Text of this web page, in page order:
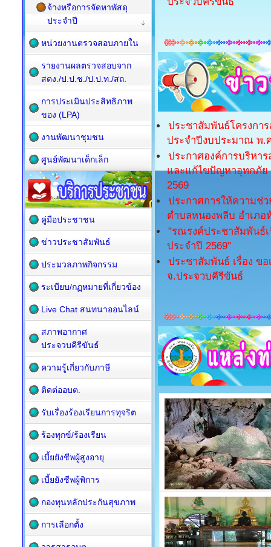
ประชาสัมพันธ์โครงกา
ประจำปีงบประมาณ พ.
ประกาศองค์การบริหา
และแก้ไขปัญหาอุทกภัย
2569
ประกาศการให้ความช่
ตำบลหนองพลีบ อำเภ
"รณรงค์ประชาสัมพันธ์
ประจำปี 2569"
ประชาสัมพันธ์ เรื่อง ข
จ.ประจวบคีรีขันธ์
จ้างหรือการจัดหาพัสดุ
ประจำปี
หน่วยงานตรวจสอบภายใน
รายงานผลตรวจสอบจาก
สตง./ป.ป.ช./ป.ป.ท./สถ.
การประเมินประสิทธิภาพ
ของ (LPA)
งานพัฒนาชุมชน
ศูนย์พัฒนาเด็กเล็ก
คู่มือประชาชน
ข่าวประชาสัมพันธ์
ประมวลภาพกิจกรรม
ระเบียบ/กฏหมายที่เกี่ยวข้อง
Live Chat สนทนาออนไลน์
สภาพอากาศ
ประจวบคีรีขันธ์
ความรู้เกี่ยวกับภาษี
ติดต่ออบต.
รับเรื่องร้องเรียนการทุจริต
ร้องทุกข์/ร้องเรียน
เบี้ยยังชีพผู้สูงอายุ
เบี้ยยังชีพผู้พิการ
กองทุนหลักประกันสุขภาพ
การเลือกตั้ง